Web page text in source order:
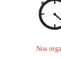
Nos